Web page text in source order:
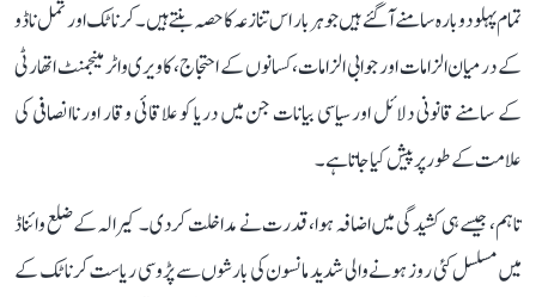
تمام پہلو دوبارہ سامنے آ گئے ہیں جو ہر بار اس تنازعہ کا حصہ بنتے ہیں۔ کرناٹک اور تمل ناڈو
کے درمیان الزامات اور جوابی الزامات، کسانوں کے احتجاج، کاویری واٹر مینجمنٹ اتھارٹی
کے سامنے قانونی دلائل اور سیاسی بیانات جن میں دریا کو علاقائی وقار اور ناانصافی کی
علامت کے طور پر پیش کیا جاتا ہے۔
تاہم، جیسے ہی کشیدگی میں اضافہ ہوا، قدرت نے مداخلت کر دی۔ کیرالہ کے ضلع وائناڈ
میں مسلسل کئی روز ہونے والی شدید مانسون کی بارشوں سے پڑوسی ریاست کرناٹک کے